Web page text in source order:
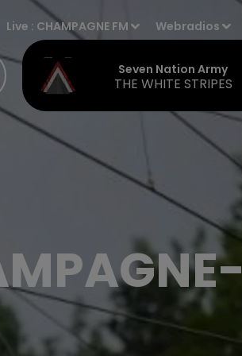
Live : CHAMPAGNE FM Webradios
Seven Nation Army
THE WHITE STRIPES